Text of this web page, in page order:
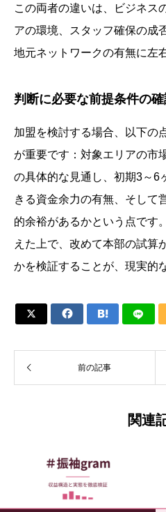
この両者の違いは、ビジネス
アの環境、スタッフ確保の成
地元ネットワークの有無に左
判断に必要な前提条件の
加盟を検討する場合、以下の
が重要です：対象エリアの市
の具体的な見通し、初期3～6
きる資金余力の有無、そして
的余裕があるかという点です
えた上で、改めて本部の試算
かを検証することが、現実的
  
前の記事
関連